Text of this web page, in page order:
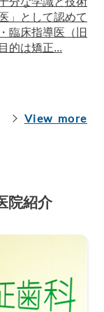
」として認めて
臨床指導医（旧
的は矯正...
View more
院紹介